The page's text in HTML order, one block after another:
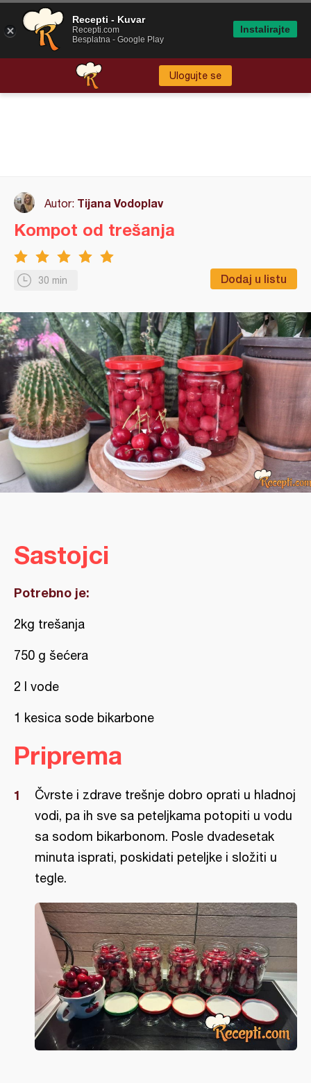
Ulogujte se
Autor: Tijana Vodoplav
30 min Dodaj u listu
Kompot od trešanja
Sastojci
Potrebno je:
2kg trešanja
750 g šećera
2 l vode
1 kesica sode bikarbone
Priprema
Čvrste i zdrave trešnje dobro oprati u hladnoj
vodi, pa ih sve sa peteljkama potopiti u vodu
sa sodom bikarbonom. Posle dvadesetak
minuta isprati, poskidati peteljke i složiti u
tegle.
Recepti - Kuvar
Recepti.com
Besplatna - Google Play
Instalirajte